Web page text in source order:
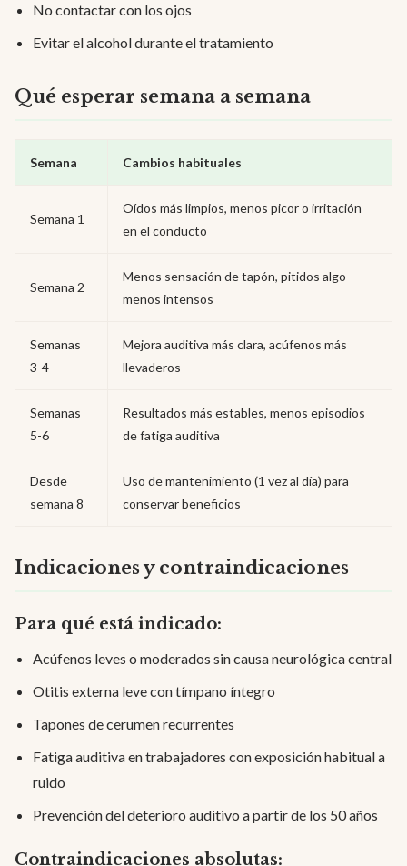
No contactar con los ojos
Evitar el alcohol durante el tratamiento
Qué esperar semana a semana
Semana Cambios habituales
Semana 1
Oídos más limpios, menos picor o irritación
en el conducto
Semana 2
Menos sensación de tapón, pitidos algo
menos intensos
Semanas
3-4
Mejora auditiva más clara, acúfenos más
llevaderos
Semanas
5-6
Resultados más estables, menos episodios
de fatiga auditiva
Desde
semana 8
Uso de mantenimiento (1 vez al día) para
conservar beneficios
Indicaciones y contraindicaciones
Para qué está indicado:
Acúfenos leves o moderados sin causa neurológica central
Otitis externa leve con tímpano íntegro
Tapones de cerumen recurrentes
Fatiga auditiva en trabajadores con exposición habitual a
ruido
Prevención del deterioro auditivo a partir de los 50 años
Contraindicaciones absolutas: